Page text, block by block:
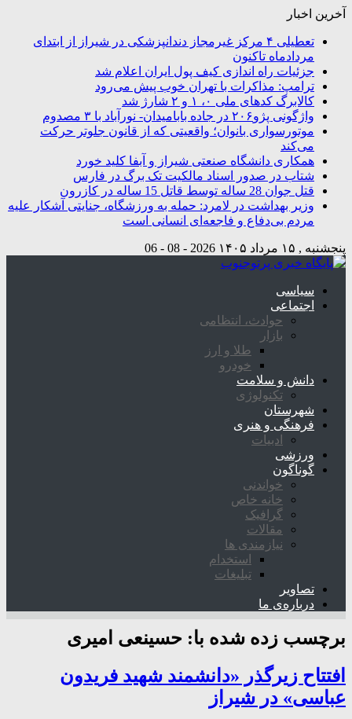
آخرین اخبار
تعطیلی ۴ مرکز غیرمجاز دندانپزشکی در شیراز از ابتدای
مردادماه تاکنون
جزئیات راه اندازی کیف پول ایران اعلام شد
ترامپ: مذاکرات با تهران خوب پیش می‌رود
کالابرگ کدهای ملی ۰، ۱ و ۲ شارژ شد
واژگونی پژو۲۰۶ در جاده بابامیدان- نورآباد با ۳ مصدوم
موتورسواری بانوان؛ واقعیتی که از قانون جلوتر حرکت
می‌کند
همکاری دانشگاه صنعتی شیراز و آبفا کلید خورد
شتاب در صدور اسناد مالکیت تک برگ در فارس
قتل جوان 28 ساله توسط قاتل 15 ساله در کازرون
وزیر بهداشت در لامرد: حمله به ورزشگاه، جنایتی آشکار علیه
مردم بی‌دفاع و فاجعه‌ای انسانی است
پنجشنبه , ۱۵ مرداد ۱۴۰۵ 2026 - 08 - 06
سیاسی
اجتماعی
حوادث، انتظامی
بازار
طلا و ارز
خودرو
دانش و سلامت
تکنولوژی
شهرستان
فرهنگی و هنری
ادبیات
ورزشی
گوناگون
خواندنی
خانه خاص
گرافیک
مقالات
نیازمندی ها
استخدام
تبلیغات
تصاویر
درباره‌ی ما
برچسب زده شده با: حسینعی امیری
افتتاح زیرگذر «دانشمند شهید فریدون
عباسی» در شیراز